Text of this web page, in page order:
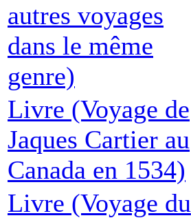
autres voyages
dans le même
genre)
Livre (Voyage de
Jaques Cartier au
Canada en 1534)
Livre (Voyage du